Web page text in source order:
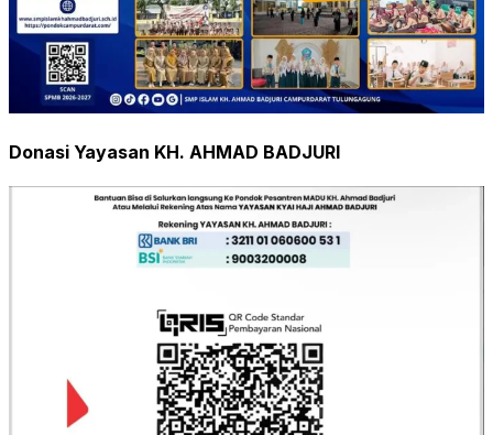
Donasi Yayasan KH. AHMAD BADJURI